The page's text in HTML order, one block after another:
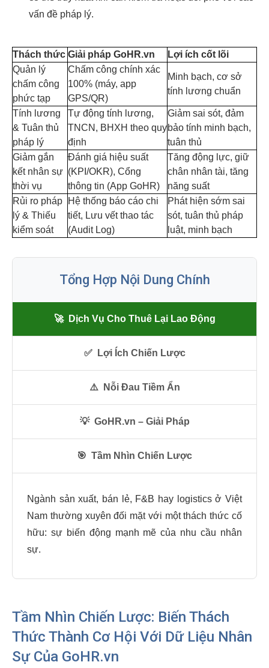
vấn đề pháp lý.
Thách thức Giải pháp GoHR.vn
Lợi ích cốt lõi
Quản lý
chấm công
phức tạp
Chấm công chính xác
100% (máy, app
GPS/QR)
Minh bạch, cơ sở
tính lương chuẩn
Tính lương
& Tuân thủ
pháp lý
Tự động tính lương,
TNCN, BHXH theo quy
định
Giảm sai sót, đảm
bảo tính minh bạch,
tuân thủ
Giảm gắn
kết nhân sự
thời vụ
Đánh giá hiệu suất
(KPI/OKR), Cổng
thông tin (App GoHR)
Tăng động lực, giữ
chân nhân tài, tăng
năng suất
Rủi ro pháp
lý & Thiếu
kiểm soát
Hệ thống báo cáo chi
tiết, Lưu vết thao tác
(Audit Log)
Phát hiện sớm sai
sót, tuân thủ pháp
luật, minh bạch
Tổng Hợp Nội Dung Chính
🚀 Dịch Vụ Cho Thuê Lại Lao Động
✅ Lợi Ích Chiến Lược
⚠️ Nỗi Đau Tiềm Ẩn
💡 GoHR.vn – Giải Pháp
🎯 Tầm Nhìn Chiến Lược
Ngành sản xuất, bán lẻ, F&B hay logistics ở Việt
Nam thường xuyên đối mặt với một thách thức cố
hữu: sự biến động mạnh mẽ của nhu cầu nhân
sự.
Tầm Nhìn Chiến Lược: Biến Thách
Thức Thành Cơ Hội Với Dữ Liệu Nhân
Sự Của GoHR.vn